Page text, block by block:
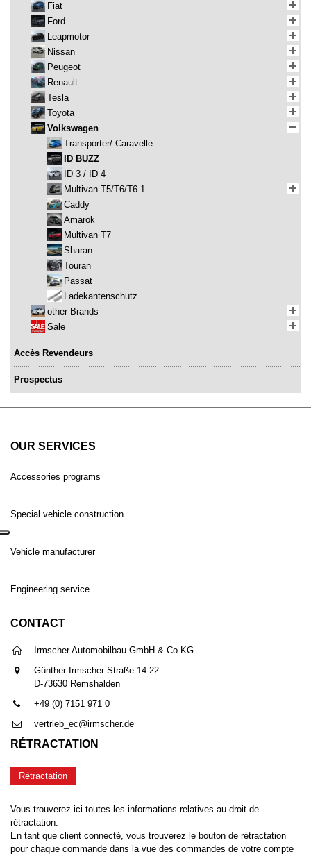
Fiat
Ford
Leapmotor
Nissan
Peugeot
Renault
Tesla
Toyota
Volkswagen
Transporter/ Caravelle
ID BUZZ
ID 3 / ID 4
Multivan T5/T6/T6.1
Caddy
Amarok
Multivan T7
Sharan
Touran
Passat
Ladekantenschutz
other Brands
Sale
Accès Revendeurs
Prospectus
OUR SERVICES
Accessories programs
Special vehicle construction
Vehicle manufacturer
Engineering service
CONTACT
Irmscher Automobilbau GmbH & Co.KG
Günther-Irmscher-Straße 14-22
D-73630 Remshalden
+49 (0) 7151 971 0
vertrieb_ec@irmscher.de
RÉTRACTATION
Rétractation
Vous trouverez ici toutes les informations relatives au droit de
rétractation.
En tant que client connecté, vous trouverez le bouton de rétractation
pour chaque commande dans la vue des commandes de votre compte